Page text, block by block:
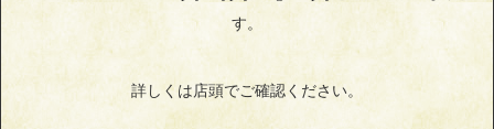
す。
詳しくは店頭でご確認ください。